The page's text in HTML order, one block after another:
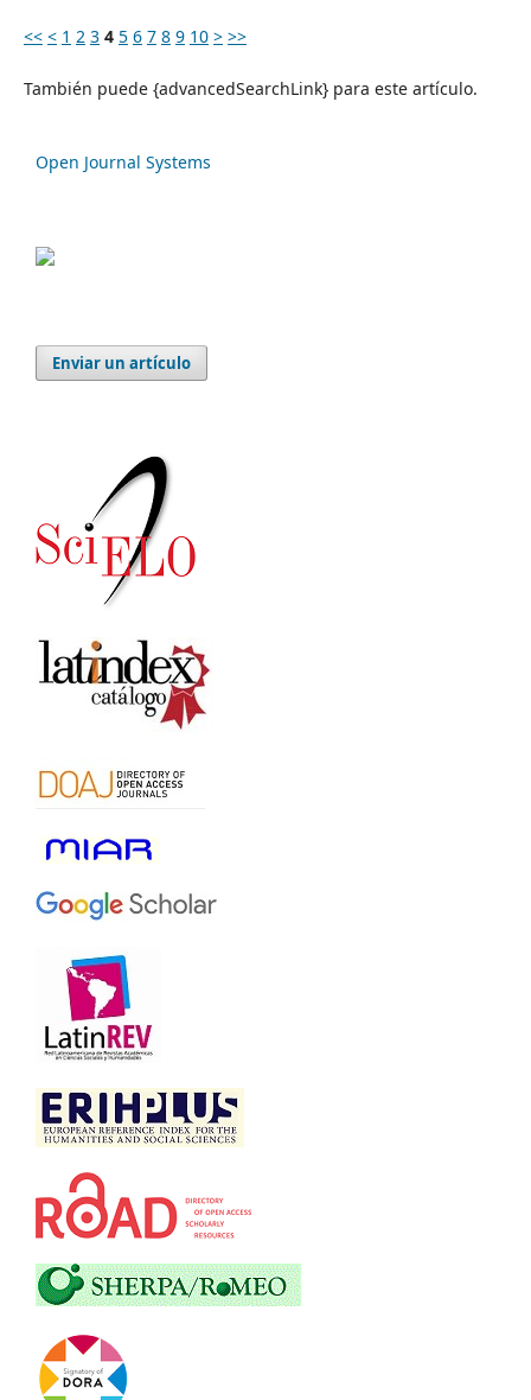
<< < 1 2 3 4 5 6 7 8 9 10 > >>
También puede {advancedSearchLink} para este artículo.
Open Journal Systems
Enviar un artículo